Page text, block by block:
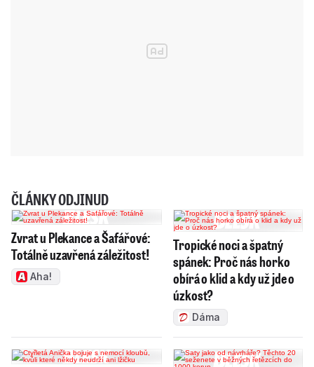
ČLÁNKY ODJINUD
Zvrat u Plekance a Šafářové:
Totálně uzavřená záležitost!
Aha!
Tropické noci a špatný
spánek: Proč nás horko
obírá o klid a kdy už jde o
úzkost?
Dáma